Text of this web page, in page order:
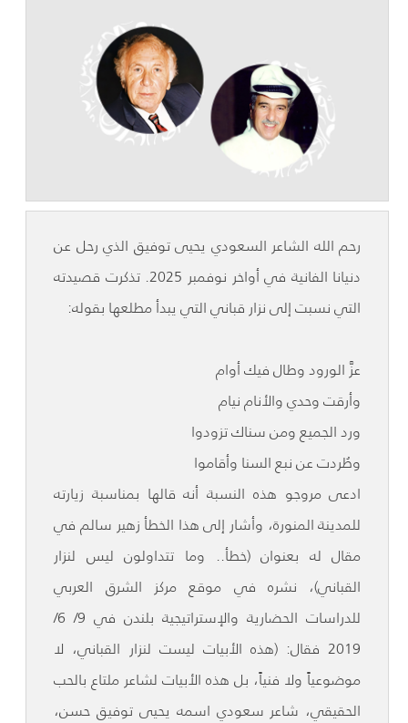
رحم الله الشاعر السعودي يحيى توفيق الذي رحل عن
دنيانا الفانية في أواخر نوفمبر 2025. تذكرت قصيدته
التي نسبت إلى نزار قباني التي يبدأ مطلعها بقوله:
عزَّ الورود وطال فيك أوام
وأرقت وحدي والأنام نيام
ورد الجميع ومن سناك تزودوا
وطُردت عن نبع السنا وأقاموا
ادعى مروجو هذه النسبة أنه قالها بمناسبة زيارته
للمدينة المنورة، وأشار إلى هذا الخطأ زهير سالم في
مقال له بعنوان (خطأ.. وما تتداولون ليس لنزار
القباني)، نشره في موقع مركز الشرق العربي
للدراسات الحضارية والإستراتيجية بلندن في 9/ 6/
2019 فقال: (هذه الأبيات ليست لنزار القباني، لا
موضوعياً ولا فنياً، بل هذه الأبيات لشاعر ملتاع بالحب
الحقيقي، شاعر سعودي اسمه يحيى توفيق حسن،